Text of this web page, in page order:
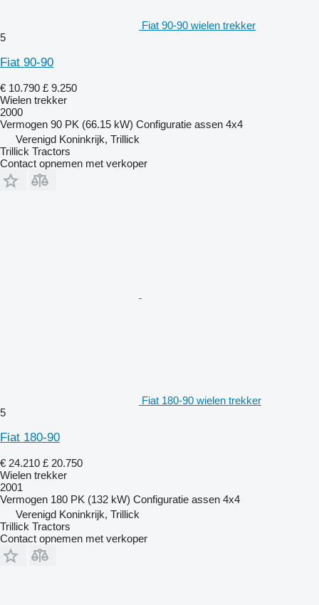
Fiat 90-90 wielen trekker
5
Fiat 90-90
€ 10.790 £ 9.250
Wielen trekker
2000
Vermogen 90 PK (66.15 kW) Configuratie assen 4x4
Verenigd Koninkrijk, Trillick
Trillick Tractors
Contact opnemen met verkoper
Fiat 180-90 wielen trekker
5
Fiat 180-90
€ 24.210 £ 20.750
Wielen trekker
2001
Vermogen 180 PK (132 kW) Configuratie assen 4x4
Verenigd Koninkrijk, Trillick
Trillick Tractors
Contact opnemen met verkoper